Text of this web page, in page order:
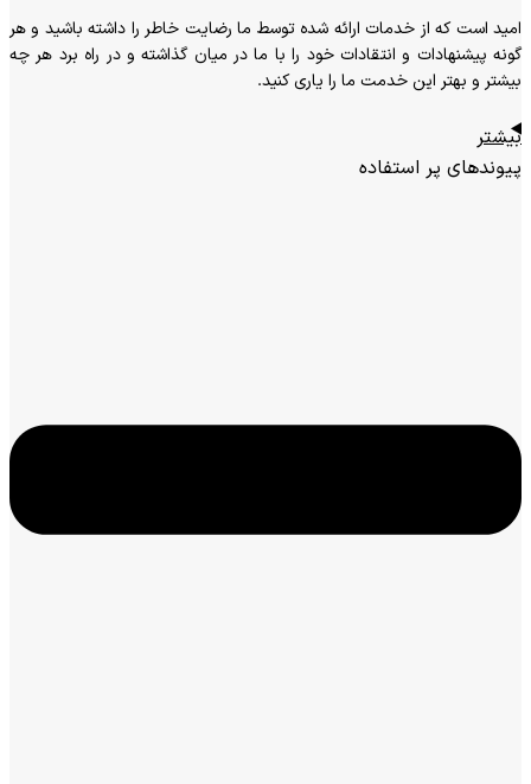
امید است که از خدمات ارائه شده توسط ما رضایت خاطر را داشته باشید و هر
گونه پیشنهادات و انتقادات خود را با ما در میان گذاشته و در راه برد هر چه
بیشتر و بهتر این خدمت ما را یاری کنید.
بیشتر
پیوندهای پر استفاده